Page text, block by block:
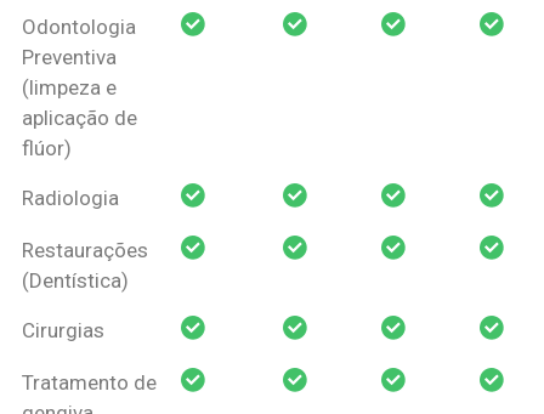
Odontologia
Preventiva
(limpeza e
aplicação de
flúor)
Radiologia
Restaurações
(Dentística)
Cirurgias
Tratamento de